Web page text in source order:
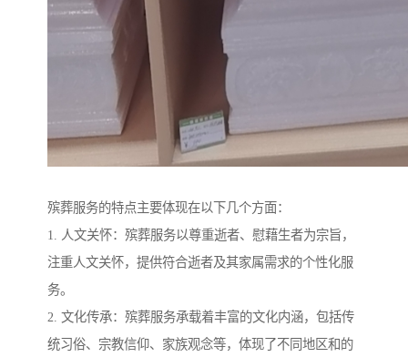
殡葬服务的特点主要体现在以下几个方面：
1. 人文关怀：殡葬服务以尊重逝者、慰藉生者为宗旨，
注重人文关怀，提供符合逝者及其家属需求的个性化服
务。
2. 文化传承：殡葬服务承载着丰富的文化内涵，包括传
统习俗、宗教信仰、家族观念等，体现了不同地区和的